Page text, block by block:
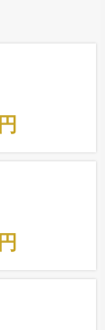
円
円